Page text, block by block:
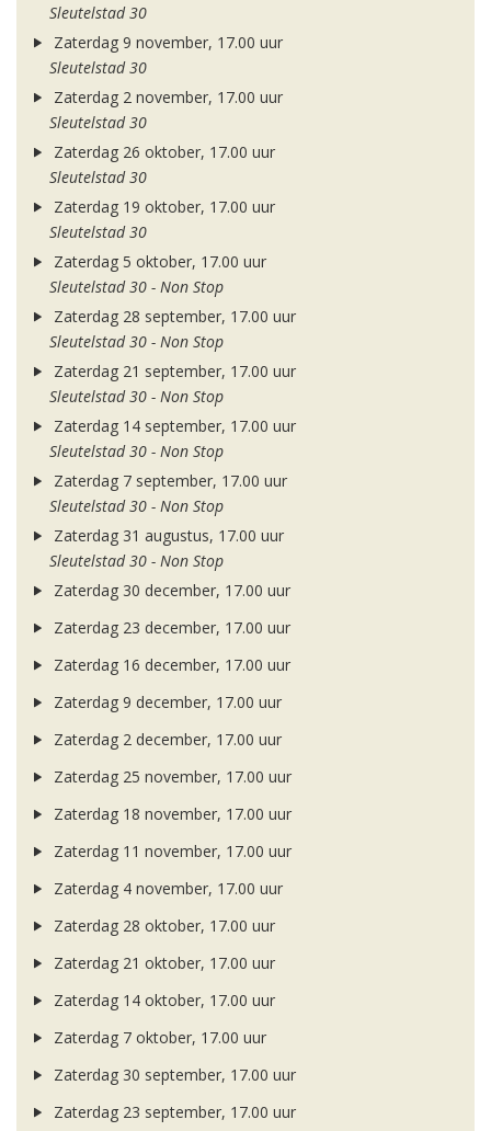
Sleutelstad 30
Zaterdag 9 november, 17.00 uur
Sleutelstad 30
Zaterdag 2 november, 17.00 uur
Sleutelstad 30
Zaterdag 26 oktober, 17.00 uur
Sleutelstad 30
Zaterdag 19 oktober, 17.00 uur
Sleutelstad 30
Zaterdag 5 oktober, 17.00 uur
Sleutelstad 30 - Non Stop
Zaterdag 28 september, 17.00 uur
Sleutelstad 30 - Non Stop
Zaterdag 21 september, 17.00 uur
Sleutelstad 30 - Non Stop
Zaterdag 14 september, 17.00 uur
Sleutelstad 30 - Non Stop
Zaterdag 7 september, 17.00 uur
Sleutelstad 30 - Non Stop
Zaterdag 31 augustus, 17.00 uur
Sleutelstad 30 - Non Stop
Zaterdag 30 december, 17.00 uur
Zaterdag 23 december, 17.00 uur
Zaterdag 16 december, 17.00 uur
Zaterdag 9 december, 17.00 uur
Zaterdag 2 december, 17.00 uur
Zaterdag 25 november, 17.00 uur
Zaterdag 18 november, 17.00 uur
Zaterdag 11 november, 17.00 uur
Zaterdag 4 november, 17.00 uur
Zaterdag 28 oktober, 17.00 uur
Zaterdag 21 oktober, 17.00 uur
Zaterdag 14 oktober, 17.00 uur
Zaterdag 7 oktober, 17.00 uur
Zaterdag 30 september, 17.00 uur
Zaterdag 23 september, 17.00 uur